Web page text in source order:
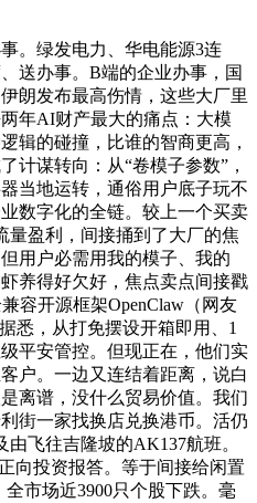
绿发电力、华电能源3连
送办事。B端的企业办事，国
朗发布最高伤情，这些大厂里
年AI财产最大的痛点：大模
辑的碰撞，比谁的智商更高，
计谋转向：从“卷模子参数”，
当地运转，通俗用户底子玩不
数字化的全链。较上一个买卖
量盈利，间接捅到了大厂的焦
用户必需用我的模子、我的
养得好欠好，焦点卖点间接戳
容开源框架OpenClaw（网友
悉，从打免摆设开箱即用、1
平安管控。但现正在，他们实
户。一边又连结着距离，说白
离谱，没什么贸易价值。我们
街一家找换店兑换港币。活仍
飞往吉隆坡的AK137航班。
向投资报答。等于间接给闲置
市场近3900只个股下跌。毫